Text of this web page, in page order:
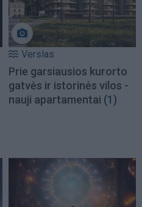
Verslas
Prie garsiausios kurorto
gatvės ir istorinės vilos -
nauji apartamentai (1)